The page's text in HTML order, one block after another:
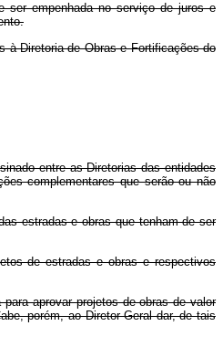
ser empenhada no serviço de juros e
à Diretoria de Obras e Fortificações do
entre as Diretorias das entidades
complementares que serão ou não
estradas e obras que tenham de ser
de estradas e obras e respectivos
aprovar projetos de obras de valor
porém, ao Diretor Geral dar, de tais